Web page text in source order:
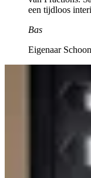
een tijdloos
Bas
Eigenaar